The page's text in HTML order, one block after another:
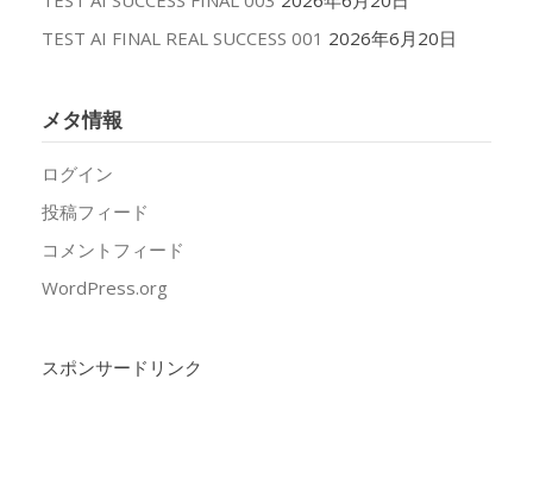
TEST AI FINAL REAL SUCCESS 001 2026年6月20日
メタ情報
ログイン
投稿フィード
コメントフィード
WordPress.org
スポンサードリンク